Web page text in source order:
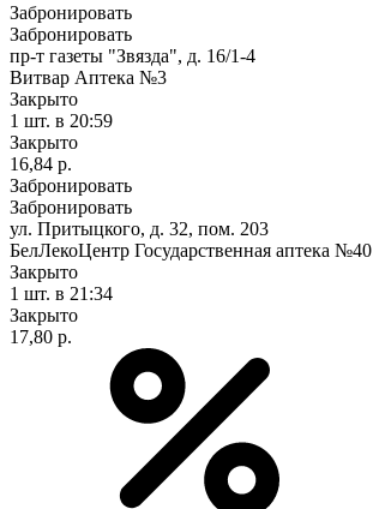
Забронировать
Забронировать
пр-т газеты "Звязда", д. 16/1-4
Витвар Аптека №3
Закрыто
1 шт. в 20:59
Закрыто
16,84 р.
Забронировать
Забронировать
ул. Притыцкого, д. 32, пом. 203
БелЛекоЦентр Государственная аптека №40
Закрыто
1 шт. в 21:34
Закрыто
17,80 р.